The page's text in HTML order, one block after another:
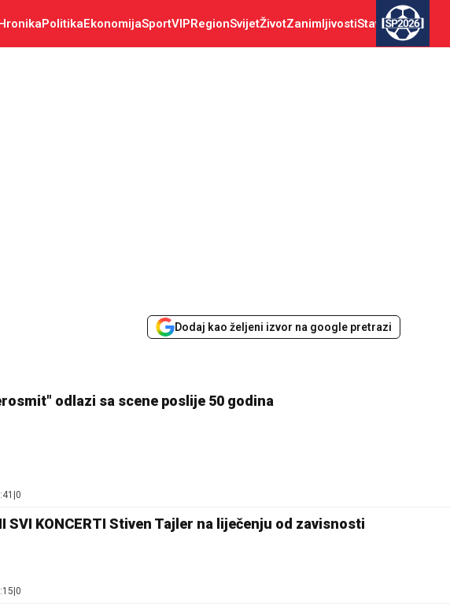
PolitikaEkonomijaSportVIPRegionSvijetŽivotZanimljivostiStav SP2026
Dodaj kao željeni izvor na google pretrazi
odlazi sa scene poslije 50 godina
|0
SVI KONCERTI Stiven Tajler na liječenju od zavisnosti
0